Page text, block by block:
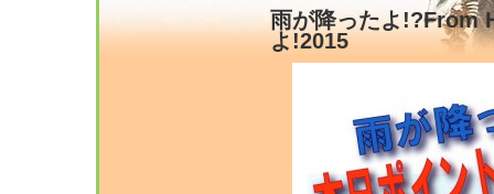
雨が降ったよ!?From
よ!2015